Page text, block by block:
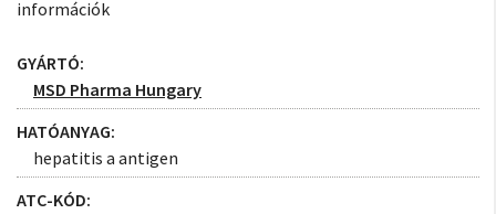
információk
GYÁRTÓ:
MSD Pharma Hungary
HATÓANYAG:
hepatitis a antigen
ATC-KÓD: